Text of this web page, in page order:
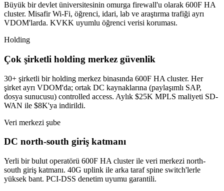
Büyük bir devlet üniversitesinin omurga firewall'u olarak 600F HA
cluster. Misafir Wi-Fi, öğrenci, idari, lab ve araştırma trafiği ayrı
VDOM'larda. KVKK uyumlu öğrenci verisi koruması.
Holding
Çok şirketli holding merkez güvenlik
30+ şirketli bir holding merkez binasında 600F HA cluster. Her
şirket ayrı VDOM'da; ortak DC kaynaklarına (paylaşımlı SAP,
dosya sunucusu) controlled access. Aylık $25K MPLS maliyeti SD-
WAN ile $8K'ya indirildi.
Veri merkezi şube
DC north-south giriş katmanı
Yerli bir bulut operatörü 600F HA cluster ile veri merkezi north-
south giriş katmanı. 40G uplink ile arka taraf spine switch'lerle
yüksek bant. PCI-DSS denetim uyumu garantili.